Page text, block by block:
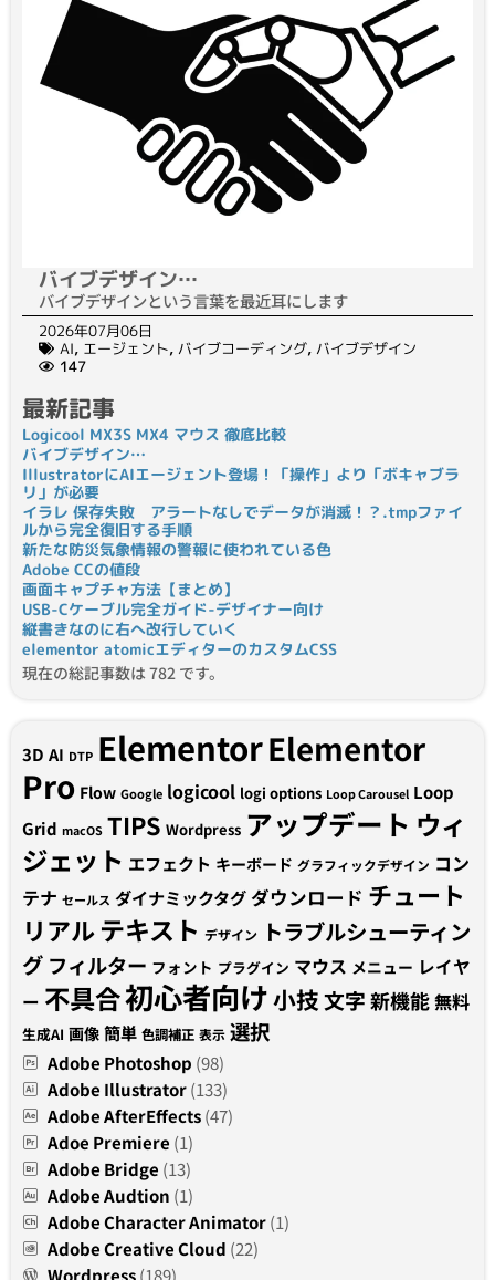
バイブデザイン…
バイブデザインという言葉を最近耳にします
2026年07月06日
AI, エージェント, バイブコーディング, バイブデザイン
147
最新記事
Logicool MX3S MX4 マウス 徹底比較
バイブデザイン…
IllustratorにAIエージェント登場！「操作」より「ボキャブラ
リ」が必要
イラレ 保存失敗 アラートなしでデータが消滅！？.tmpファイ
ルから完全復旧する手順
新たな防災気象情報の警報に使われている色
Adobe CCの値段
画面キャプチャ方法【まとめ】
USB-Cケーブル完全ガイド-デザイナー向け
縦書きなのに右へ改行していく
elementor atomicエディターのカスタムCSS
現在の総記事数は 782 です。
3D AI DTP ElementorElementor
Pro Flow Google logicool logi options Loop Carousel Loop
Grid macOS TIPS Wordpress アップデート ウィ
ジェット エフェクト キーボード グラフィックデザイン コン
テナ セールス ダイナミックタグダウンロード チュート
リアルテキスト デザイン トラブルシューティン
グ フィルター フォント プラグイン マウス メニュー レイヤ
ー 不具合初心者向け小技文字新機能無料
生成AI 画像 簡単 色調補正 表示 選択
Adobe Photoshop (98)
Adobe Illustrator(133)
Adobe AfterEffects(47)
Adoe Premiere (1)
Adobe Bridge (13)
Adobe Audtion (1)
Adobe Character Animator(1)
Adobe Creative Cloud (22)
Wordpress(189)